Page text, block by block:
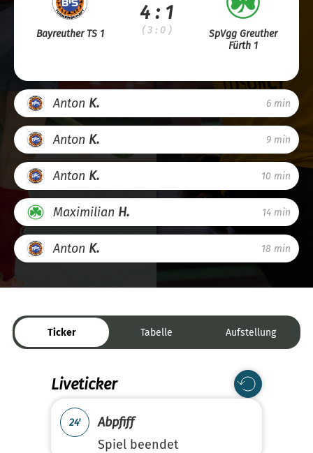
Bayreuther TS 1
4 : 1
( 3 : 0 )
SpVgg Greuther
Fürth 1
Anton K. 6 min
Anton K. 9 min
Anton K. 10 min
Maximilian H. 14 min
Anton K. 18 min
Ticker Tabelle Aufstellung
Liveticker
24'
Abpfiff
Spiel beendet